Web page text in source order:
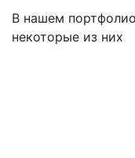
В нашем
некоторые из них